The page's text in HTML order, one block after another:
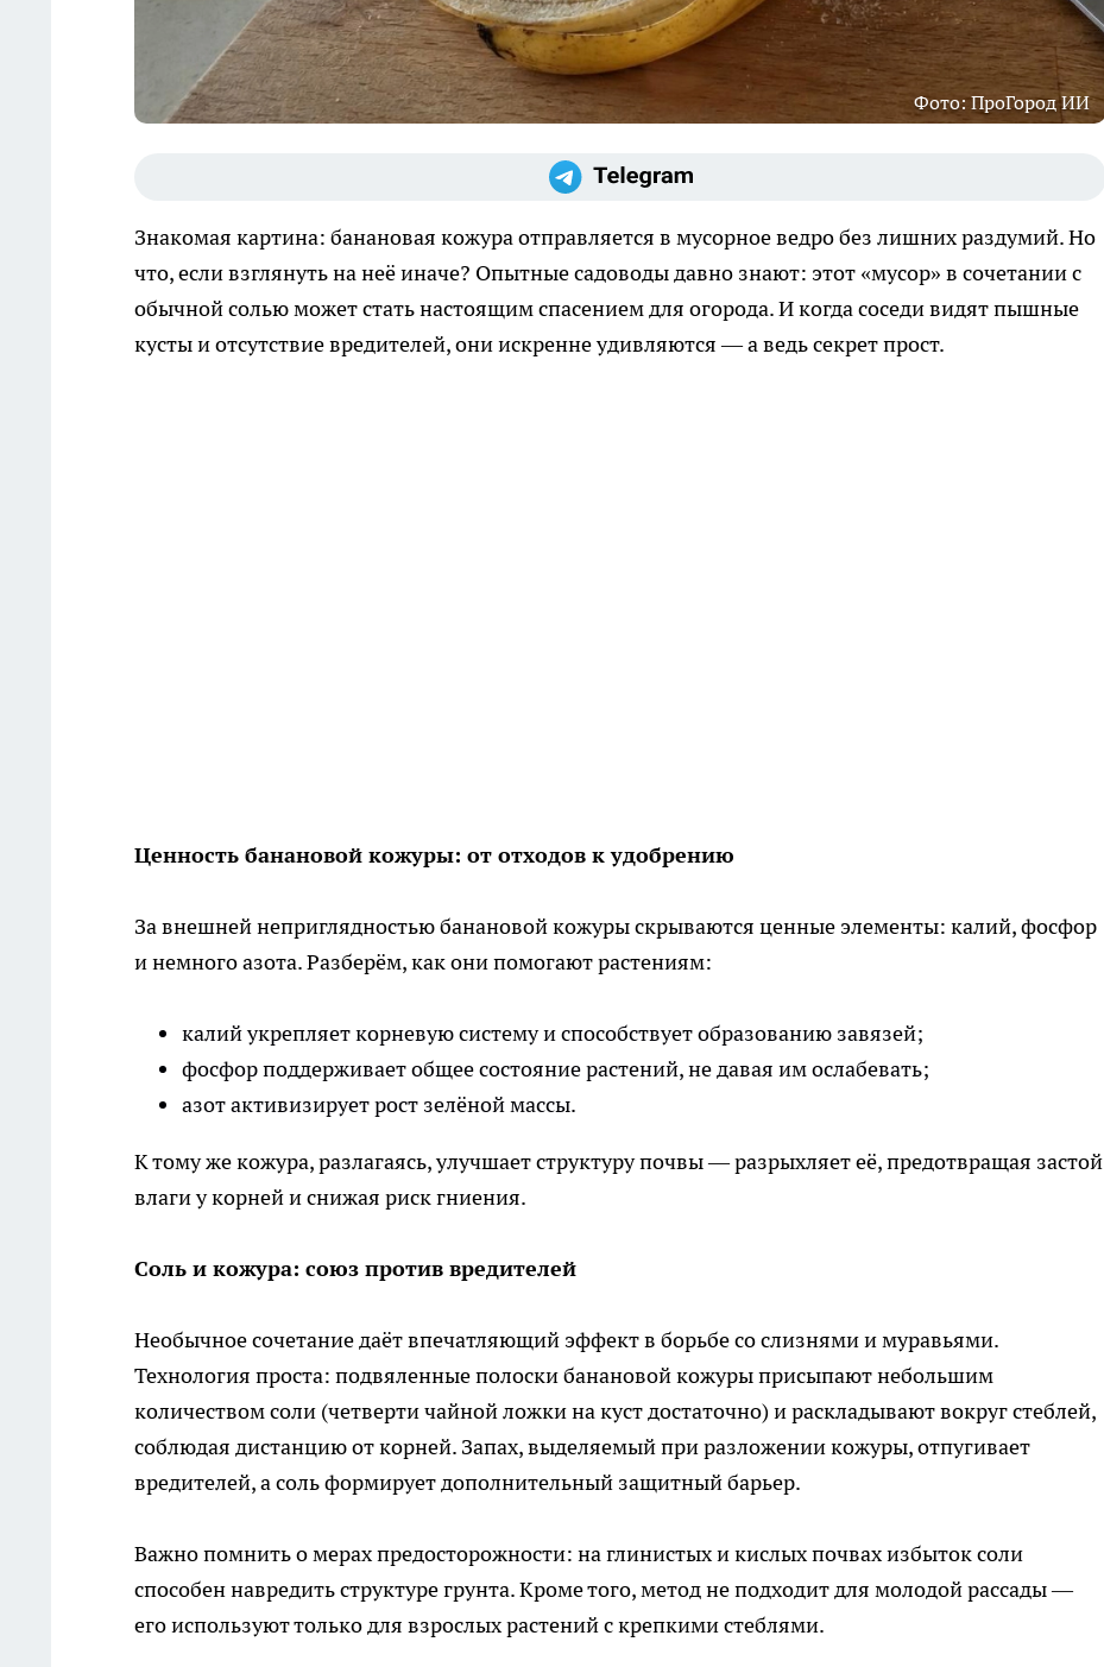
Фото: ПроГород ИИ
Знакомая картина: банановая кожура отправляется в мусорное ведро без лишних раздумий. Но
что, если взглянуть на неё иначе? Опытные садоводы давно знают: этот «мусор» в сочетании с
обычной солью может стать настоящим спасением для огорода. И когда соседи видят пышные
кусты и отсутствие вредителей, они искренне удивляются — а ведь секрет прост.
Ценность банановой кожуры: от отходов к удобрению
За внешней неприглядностью банановой кожуры скрываются ценные элементы: калий, фосфор
и немного азота. Разберём, как они помогают растениям:
калий укрепляет корневую систему и способствует образованию завязей;
фосфор поддерживает общее состояние растений, не давая им ослабевать;
азот активизирует рост зелёной массы.
К тому же кожура, разлагаясь, улучшает структуру почвы — разрыхляет её, предотвращая застой
влаги у корней и снижая риск гниения.
Соль и кожура: союз против вредителей
Необычное сочетание даёт впечатляющий эффект в борьбе со слизнями и муравьями.
Технология проста: подвяленные полоски банановой кожуры присыпают небольшим
количеством соли (четверти чайной ложки на куст достаточно) и раскладывают вокруг стеблей,
соблюдая дистанцию от корней. Запах, выделяемый при разложении кожуры, отпугивает
вредителей, а соль формирует дополнительный защитный барьер.
Важно помнить о мерах предосторожности: на глинистых и кислых почвах избыток соли
способен навредить структуре грунта. Кроме того, метод не подходит для молодой рассады —
его используют только для взрослых растений с крепкими стеблями.